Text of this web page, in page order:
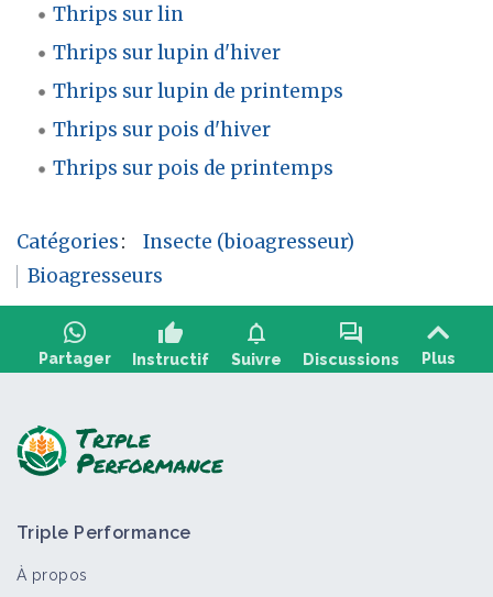
Thrips sur lin
Thrips sur lupin d'hiver
Thrips sur lupin de printemps
Thrips sur pois d'hiver
Thrips sur pois de printemps
Catégories:
Insecte (bioagresseur)
Bioagresseurs
Partager
thumb_up
Instructif
notifications
Suivre
forum
Discussions Plus
Triple Performance
À propos